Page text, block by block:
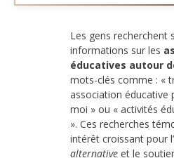
Les gens recherchent
informations sur les
éducatives autour
mots-clés comme : «
association éducative
moi » ou « activités
». Ces recherches
intérêt croissant pour l’
alternative et le